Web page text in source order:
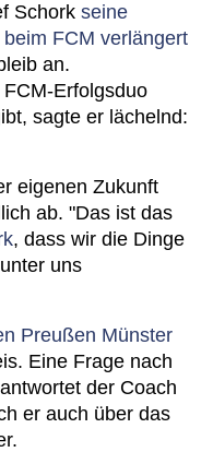
Schork seine
FCM verlängert
an.
Erfolgsduo
sagte er lächelnd:
eigenen Zukunft
ab. "Das ist das
, dass wir die Dinge
uns
Preußen Münster
Eine Frage nach
der Coach
er auch über das